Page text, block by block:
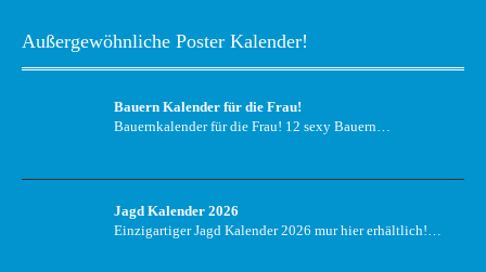
Außergewöhnliche Poster Kalender!
Bauern Kalender für die Frau!
Bauernkalender für die Frau! 12 sexy Bauern…
Jagd Kalender 2026
Einzigartiger Jagd Kalender 2026 mur hier erhältlich!…